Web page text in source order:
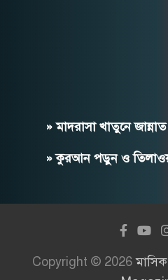
» মাদরাসা খাতুনে
» কুরআন পড়ুন ও
Copyright © 2026